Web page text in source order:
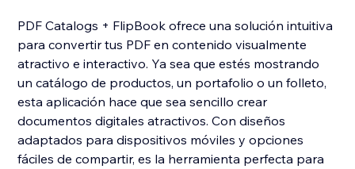
PDF Catalogs + FlipBook ofrece una solución intuitiva
para convertir tus PDF en contenido visualmente
atractivo e interactivo. Ya sea que estés mostrando
un catálogo de productos, un portafolio o un folleto,
esta aplicación hace que sea sencillo crear
documentos digitales atractivos. Con diseños
adaptados para dispositivos móviles y opciones
fáciles de compartir, es la herramienta perfecta para